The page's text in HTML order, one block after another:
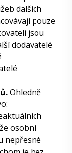
dalších
pouze
jsou
dodavatelé
Ohledně
osobní
nepřesné